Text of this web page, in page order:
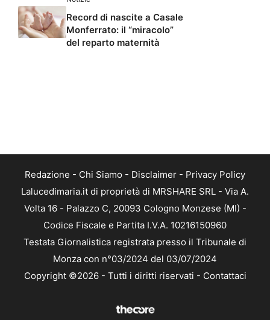
Record di nascite a Casale
Monferrato: il “miracolo”
del reparto maternità
Redazione - Chi Siamo - Disclaimer - Privacy Policy
Lalucedimaria.it di proprietà di MRSHARE SRL - Via A.
Volta 16 - Palazzo C, 20093 Cologno Monzese (MI) -
Codice Fiscale e Partita I.V.A. 10216150960
Testata Giornalistica registrata presso il Tribunale di
Monza con n°03/2024 del 03/07/2024
Copyright ©2026 - Tutti i diritti riservati - Contattaci